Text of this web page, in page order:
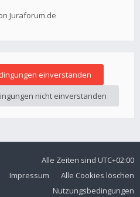
Juraforum.de
Alle Zeiten sind UTC+02:00
Alle Cookies löschen
Impressum
Nutzungsbedingungen